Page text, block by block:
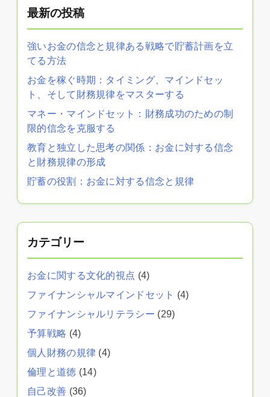
最新の投稿
強いお金の信念と規律ある戦略で貯蓄計画を立
てる方法
お金を稼ぐ時期：タイミング、マインドセッ
ト、そして財務規律をマスターする
マネー・マインドセット：財務成功のための制
限的信念を克服する
教育と独立した思考の関係：お金に対する信念
と財務規律の形成
貯蓄の役割：お金に対する信念と規律
カテゴリー
お金に関する文化的視点 (4)
ファイナンシャルマインドセット (4)
ファイナンシャルリテラシー (29)
予算戦略 (4)
個人財務の規律 (4)
倫理と道徳 (14)
自己改善 (36)